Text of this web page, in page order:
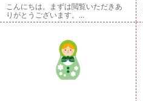
こんにちは。まずは閲覧いただきあ
りがとうございます。...